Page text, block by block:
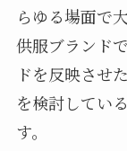
らゆる場面で
供服ブランド
ドを反映させ
を検討してい
す。